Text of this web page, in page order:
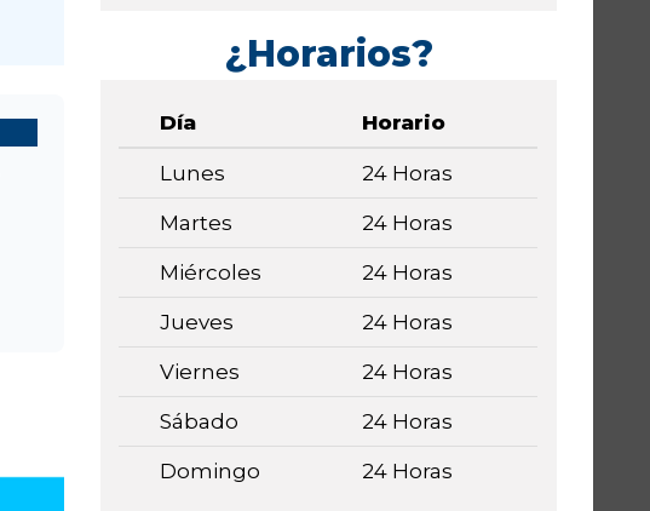
¿Horarios?
Día Horario
Lunes 24 Horas
Martes 24 Horas
Miércoles 24 Horas
Jueves 24 Horas
Viernes 24 Horas
Sábado 24 Horas
Domingo 24 Horas